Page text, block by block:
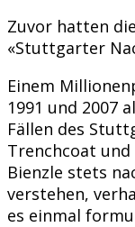
Zuvor hatten
«Stuttgarter
Einem
1991 und 2007
Fällen des
Trenchcoat
Bienzle stets
verstehen,
es einmal